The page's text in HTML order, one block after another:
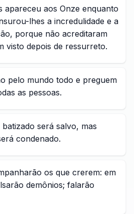
apareceu aos Onze enquanto
lhes a incredulidade e a
porque não acreditaram
visto depois de ressurreto.
pelo mundo todo e preguem
as pessoas.
será salvo, mas
condenado.
os que crerem: em
demônios; falarão